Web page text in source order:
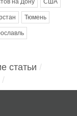
Тюмень
статьи